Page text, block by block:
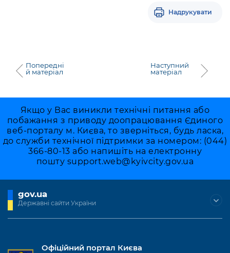
Гендерна політика
Київська міська військова адміністрація
Міський застосунок Київ Цифровий
Надрукувати
Попередні
й матеріал
Наступний
матеріал
Якщо у Вас виникли технічні питання або
побажання з приводу доопрацювання Єдиного
веб-порталу м. Києва, то зверніться, будь ласка,
до служби технічної підтримки за номером: (044)
366-80-13 або напишіть на електронну
пошту support.web@kyivcity.gov.ua
gov.ua
Державні сайти України
Офіційний портал Києва